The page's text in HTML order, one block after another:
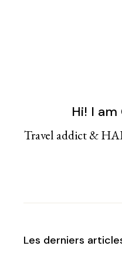
Hi! I am
Travel addict &
Les derniers